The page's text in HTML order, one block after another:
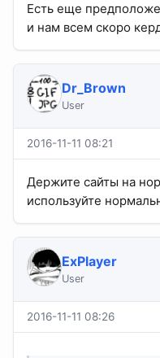
Есть еще
и нам всем скоро
Dr_Brown
User
2016-11-11 08:21
Держите сайты на
используйте
ExPlayer
User
2016-11-11 08:26